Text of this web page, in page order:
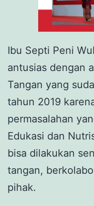
Ibu Septi Peni
antusias dengan
Tangan yang
tahun 2019
permasalahan
Edukasi dan
bisa dilakukan
tangan,
pihak.